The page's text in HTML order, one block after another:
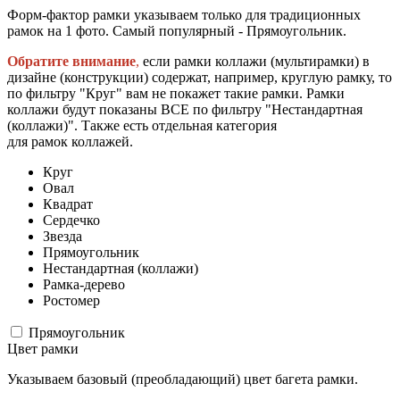
Форм-фактор рамки указываем только для традиционных
рамок на 1 фото. Самый популярный - Прямоугольник.
Обратите внимание, если рамки коллажи (мультирамки) в
дизайне (конструкции) содержат, например, круглую рамку, то
по фильтру "Круг" вам не покажет такие рамки. Рамки
коллажи будут показаны ВСЕ по фильтру "Нестандартная
(коллажи)". Также есть отдельная категория
для рамок коллажей.
Круг
Овал
Квадрат
Сердечко
Звезда
Прямоугольник
Нестандартная (коллажи)
Рамка-дерево
Ростомер
Прямоугольник
Цвет рамки
Указываем базовый (преобладающий) цвет багета рамки.